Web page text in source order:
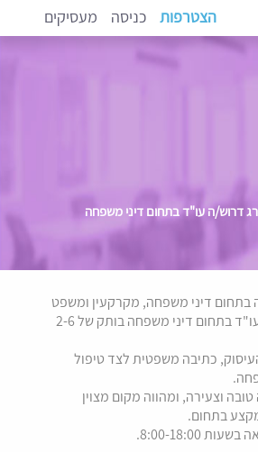
הצטרפות כניסה מעסיקים
דרוש/ה עו"ד בתחום דיני משפחה
דיני משפחה, מקרקעין ומשפט
אזרחי-מסחרי, דרוש/ה עו"ד בתחום דיני משפחה בותק של 2-6
כתיבה משפטית לצד טיפול
וצעירה, ומהווה מקום מצוין
בתחום.
8:00-18:00.